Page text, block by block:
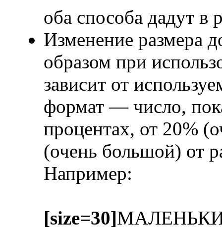
оба способа дадут в
Изменение размера
образом при
зависит от
формат — число,
процентах, от 20%
(очень большой) от
Например:
[size=30]